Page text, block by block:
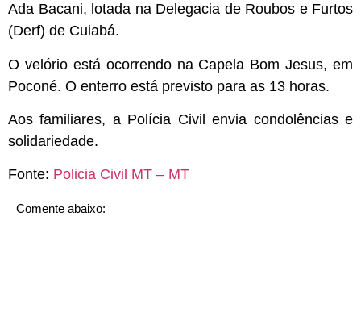
Ada Bacani, lotada na Delegacia de Roubos e Furtos
(Derf) de Cuiabá.
O velório está ocorrendo na Capela Bom Jesus, em
Poconé. O enterro está previsto para as 13 horas.
Aos familiares, a Polícia Civil envia condolências e
solidariedade.
Fonte: Policia Civil MT – MT
Comente abaixo: